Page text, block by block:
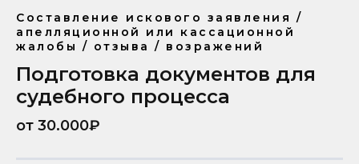
Составление искового заявления /
апелляционной или кассационной
жалобы / отзыва / возражений
Подготовка документов для
судебного процесса
от 30.000₽